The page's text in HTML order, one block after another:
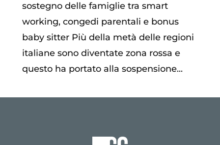
sostegno delle famiglie tra smart
working, congedi parentali e bonus
baby sitter Più della metà delle regioni
italiane sono diventate zona rossa e
questo ha portato alla sospensione...